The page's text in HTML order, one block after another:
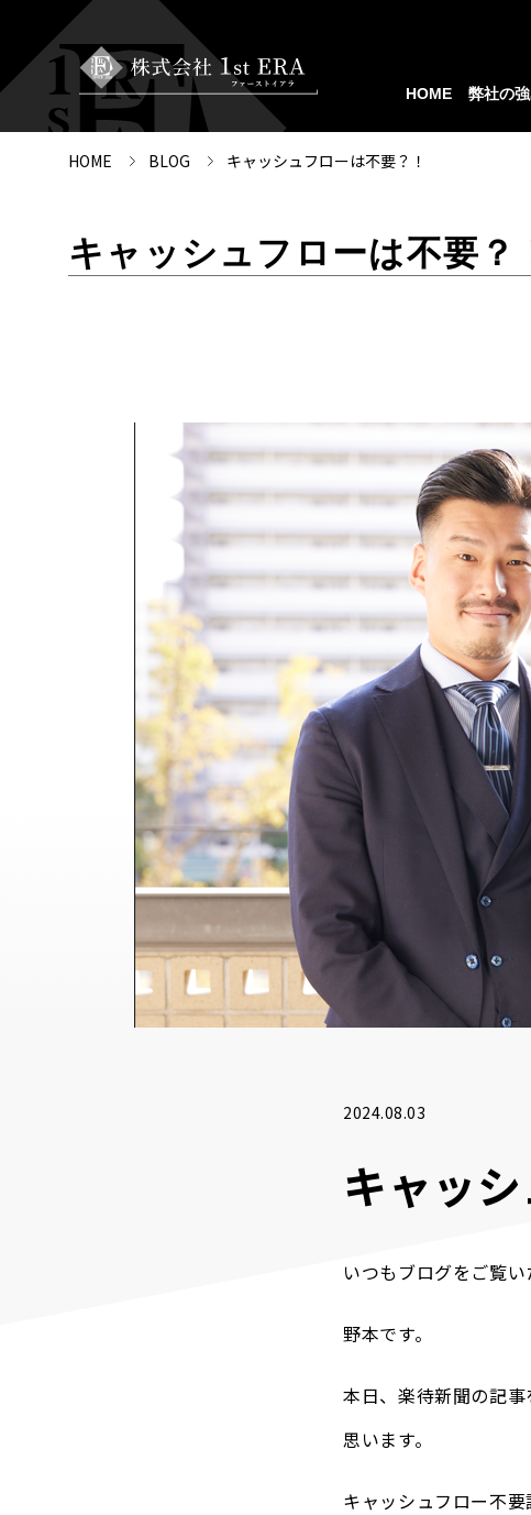
HOME 弊社の
HOME BLOG キャッシュフローは不要？！
キャッシュフローは不要？
2024.08.03
キャッ
いつもブログをご覧い
野本です。
本日、楽待新聞の記
思います。
キャッシュフロー不